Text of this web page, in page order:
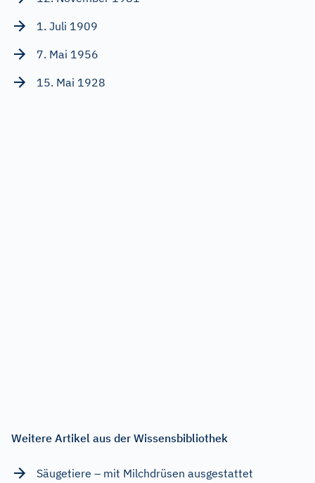
1. Juli 1909
7. Mai 1956
15. Mai 1928
Weitere Artikel aus der Wissensbibliothek
Säugetiere – mit Milchdrüsen ausgestattet